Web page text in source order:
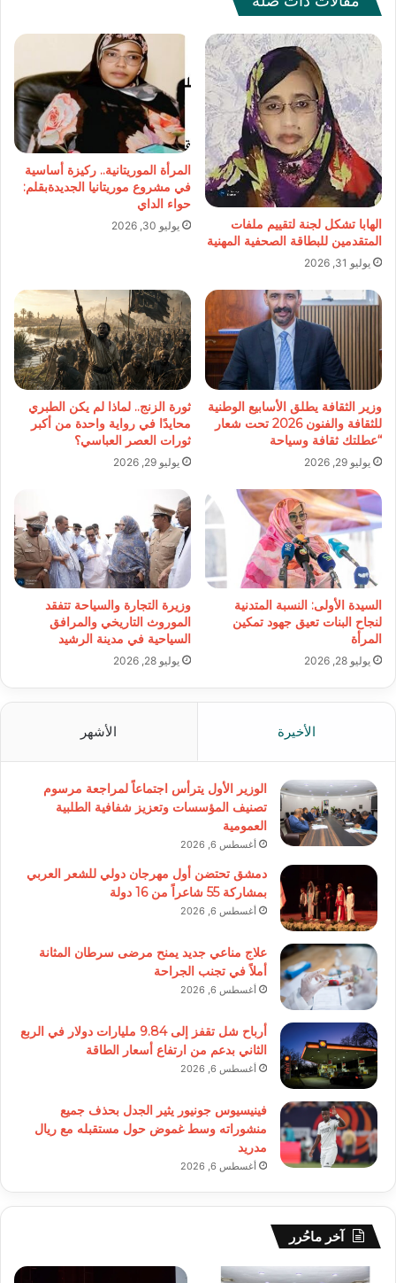
الهابا تشكل لجنة لتقييم ملفات
المتقدمين للبطاقة الصحفية المهنية
يوليو 31, 2026
المرأة الموريتانية.. ركيزة أساسية
في مشروع موريتانيا الجديدةبقلم:
حواء الداي
يوليو 30, 2026
وزير الثقافة يطلق الأسابيع الوطنية
للثقافة والفنون 2026 تحت شعار
“عطلتك ثقافة وسياحة
يوليو 29, 2026
ثورة الزنج.. لماذا لم يكن الطبري
محايدًا في رواية واحدة من أكبر
ثورات العصر العباسي؟
يوليو 29, 2026
السيدة الأولى: النسبة المتدنية
لنجاح البنات تعيق جهود تمكين
المرأة
يوليو 28, 2026
وزيرة التجارة والسياحة تتفقد
الموروث التاريخي والمرافق
السياحية في مدينة الرشيد
يوليو 28, 2026
الأخيرة الأشهر
الوزير الأول يترأس اجتماعاً لمراجعة مرسوم
تصنيف المؤسسات وتعزيز شفافية الطلبية
العمومية
أغسطس 6, 2026
دمشق تحتضن أول مهرجان دولي للشعر العربي
بمشاركة 55 شاعراً من 16 دولة
أغسطس 6, 2026
علاج مناعي جديد يمنح مرضى سرطان المثانة
أملاً في تجنب الجراحة
أغسطس 6, 2026
أرباح شل تقفز إلى 9.84 مليارات دولار في الربع
الثاني بدعم من ارتفاع أسعار الطاقة
أغسطس 6, 2026
فينيسيوس جونيور يثير الجدل بحذف جميع
منشوراته وسط غموض حول مستقبله مع ريال
مدريد
أغسطس 6, 2026
آخر ماحُرر